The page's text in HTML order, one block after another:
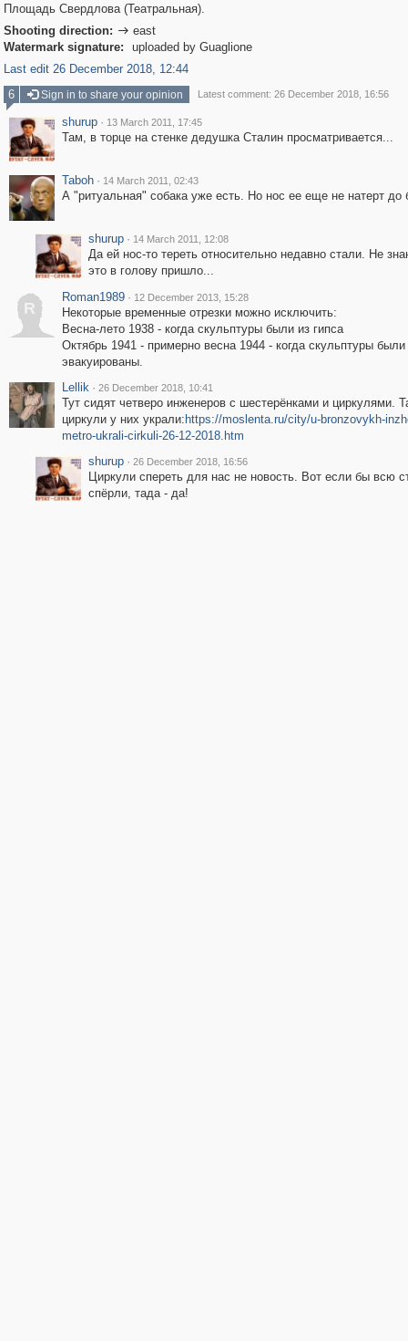
Площадь Свердлова (Театральная).
Shooting direction:  east
Watermark signature:
uploaded by Guaglione
Last edit 26 December 2018, 12:44
6
Sign in to share your opinion Latest comment: 26 December 2018, 16:56
shurup · 13 March 2011, 17:45
Там, в торце на стенке дедушка Сталин просматривается...
Taboh · 14 March 2011, 02:43
А "ритуальная" собака уже есть. Но нос ее еще не натерт до
shurup · 14 March 2011, 12:08
Да ей нос-то тереть относительно недавно стали. Не
это в голову пришло...
R
Roman1989 · 12 December 2013, 15:28
Некоторые временные отрезки можно исключить:
Весна-лето 1938 - когда скульптуры были из гипса
Октябрь 1941 - примерно весна 1944 - когда скульптуры были
эвакуированы.
Lellik · 26 December 2018, 10:41
Тут сидят четверо инженеров с шестерёнками и циркулями.
циркули у них украли: https://moslenta.ru/city/u-bronzovykh-
metro-ukrali-cirkuli-26-12-2018.htm
shurup · 26 December 2018, 16:56
Циркули спереть для нас не новость. Вот если бы всю
спёрли, тада - да!